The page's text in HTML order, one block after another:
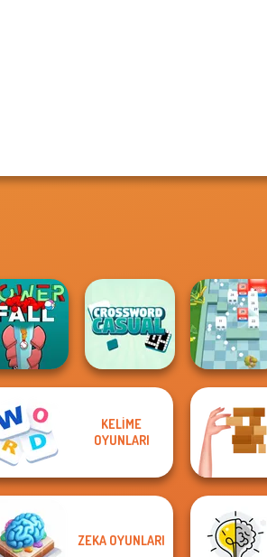
Tower Fall
Casual
Crossword
Break n Bounce
KELIME
OYUNLARI
ZEKA OYUNLARI